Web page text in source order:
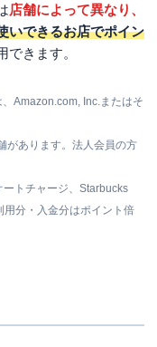
店舗によって異なり、
いできるお店でポイン
できます。
Amazon.com, Inc.またはそ
があります。法人会員の方
トチャージ、Starbucks
分・入金分はポイント倍